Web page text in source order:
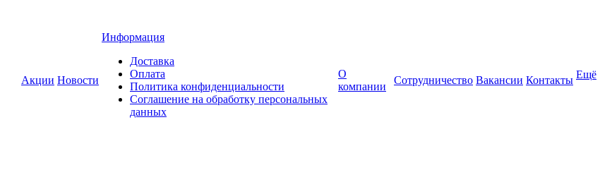
Акции Новости
Информация
Доставка
Оплата
Политика конфиденциальности
Соглашение на обработку персональных
данных
О
компании
Сотрудничество Вакансии Контакты Ещё